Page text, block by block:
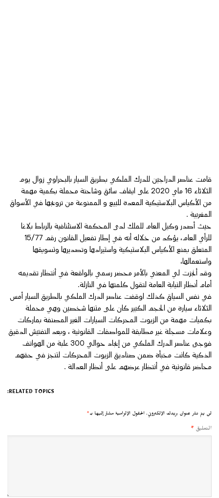
قامت عناصر الدراجين للدرك الملكي بطريق السيار بالبحراوي زوال يوم
الثلاثاء 16 ماي 2020 على ايقاف سائق وشاحنة محملة بكمية مهمة
من الأكياس البلاستيكية المعدة للبيع و الممنوعة من ترويجها في الأسواق
المغربية .
حيث أصدر وكيل العام للملك لدى المحكمة الاستئنافية بالرباط بلاغا
للرأي العام، يؤكد من خلاله أنه في إطار تفعيل القانون رقم 15/77
المتعلق بمنع الأكياس البلاستيكية واستيرادها وتصديرها وتسويقها
واستعمالها،
وقد أنجزت لي المعني بالأمر محضر رسمي بالواقعة في أنتظار تقديمه
أمام أنظار النيابة العامة لتقول كلمتها في النازلة.
في نفس السياق كذلك اوقفت عناصر الدرك الملكي بالطريق السيار أمس
الثلاثاء سيارة من الحجم الكبير كان على متنها شخصين وهي محملة
بكميات مهمة من الزيوت المحركات السيارات الغير المصنفة بماركات
وعلامات مسجلة غير مطابقة للمواصفات القانونية ، وبعد التفتيش الدقيق
فوجئ عناصر الدرك الملكي من إيجاد حوالي 300 علبة من الهواتف
الذكية كانت مخبأة ضمن صناديق الزيوت المحركات لتنجز في حقهم
محاضر قانونية في أنتظار عرضهم على أنظار العدالة .
RELATED TOPICS:
لن يتم نشر عنوان بريدك الإلكتروني. الحقول الإلزامية مشار إليها بـ*
التعليق *